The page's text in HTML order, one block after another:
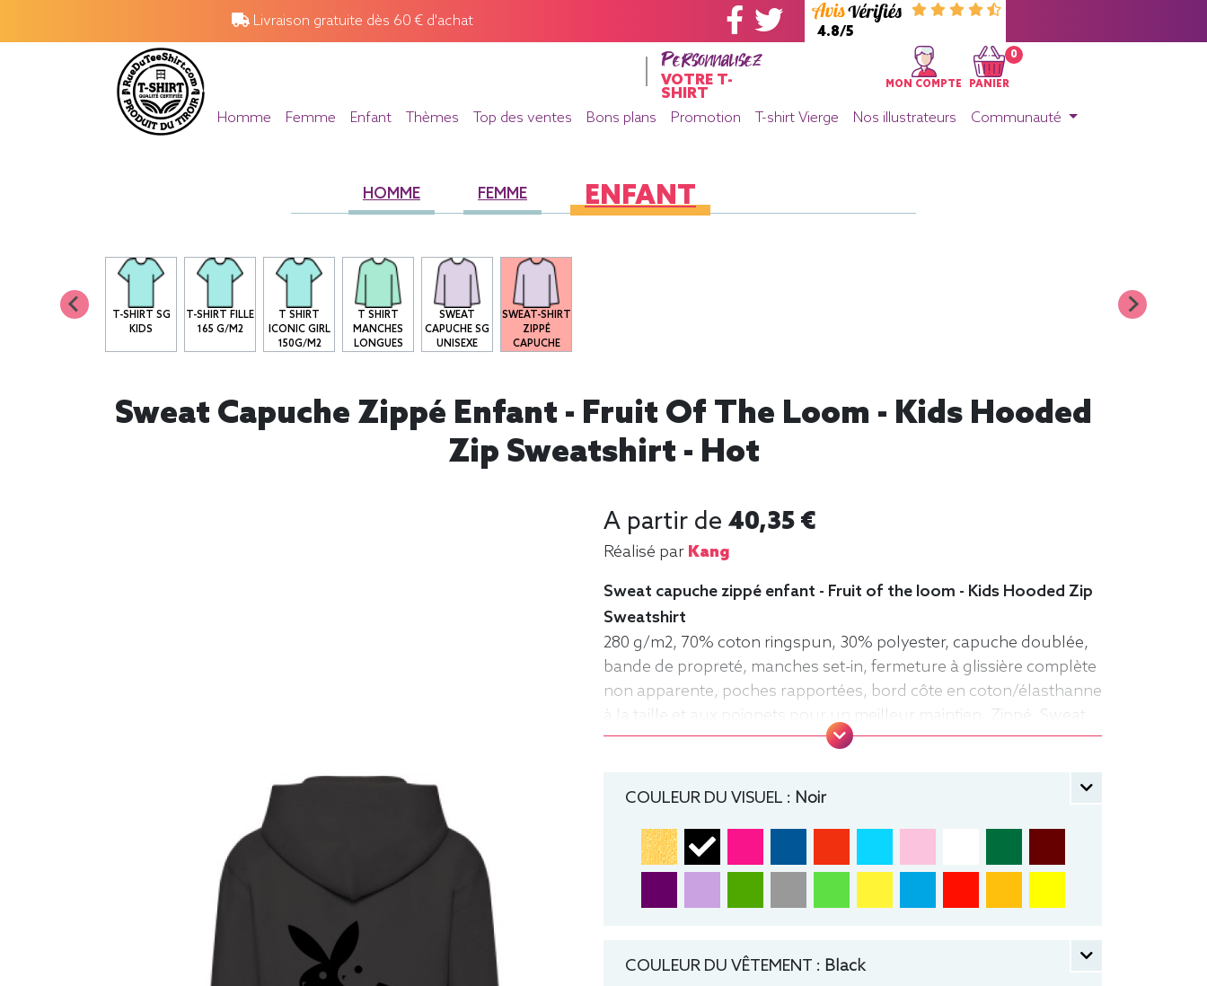
Livraison gratuite dès 60 € d'achat
4.8/5
Personnalisez
VOTRE T-
SHIRT
MON COMPTE
0
PANIER
Homme Femme Enfant Thèmes Top des ventes Bons plans Promotion T-shirt Vierge Nos illustrateurs Communauté
HOMME FEMME ENFANT
T-SHIRT SG
KIDS
T-SHIRT FILLE
165 G/M2
T SHIRT
ICONIC GIRL
150G/M2
T SHIRT
MANCHES
LONGUES
SWEAT
CAPUCHE SG
UNISEXE
SWEAT-SHIRT
ZIPPÉ
CAPUCHE
Sweat Capuche Zippé Enfant - Fruit Of The Loom - Kids Hooded
Zip Sweatshirt - Hot
A partir de 40,35 €
Réalisé par Kang
Sweat capuche zippé enfant - Fruit of the loom - Kids Hooded Zip
Sweatshirt
280 g/m2, 70% coton ringspun, 30% polyester, capuche doublée,
bande de propreté, manches set-in, fermeture à glissière complète
non apparente, poches rapportées, bord côte en coton/élasthanne
à la taille et aux poignets pour un meilleur maintien. Zippé, Sweat,
manche longue, Hiver, Fruit of the loom, Enfant, Capuche
COULEUR DU VISUEL : Noir
COULEUR DU VÊTEMENT : Black